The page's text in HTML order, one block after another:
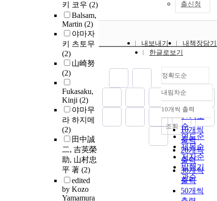
키 코우 (2)
Balsam,
Martin (2)
야마자
키 츠토무
(2)
山崎努
(2)
Fukasaku,
Kinji (2)
야마무
라 하지메
(2)
田中誠
二, 吉英榮
助, 山村忠
平 著 (2)
edited
by Kozo
Yamamura
출신청
내보내기
내책장담기
한글로보기
정확도순
정확도
순
인기도
순
연도순
제목순
저자순
발행기
관순
내림차순
내림차순
10개씩 출력
10개씩
출력
20개씩
출력
30개씩
출력
50개씩
조회